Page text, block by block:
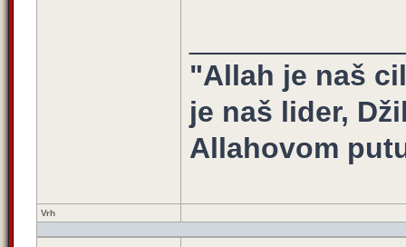
"Allah je naš
je naš lider,
Allahovom
Vrh